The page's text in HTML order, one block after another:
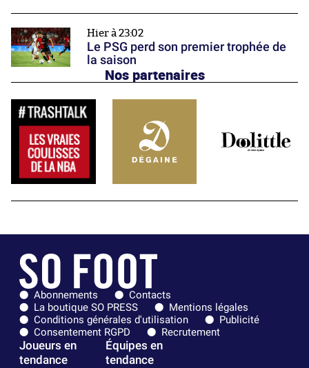
Hier à 23:02
Le PSG perd son premier trophée de
la saison
Nos partenaires
Abonnements
Contacts
La boutique SO PRESS
Mentions légales
Conditions générales d'utilisation
Publicité
Consentement RGPD
Recrutement
Joueurs en
tendance
Équipes en
tendance